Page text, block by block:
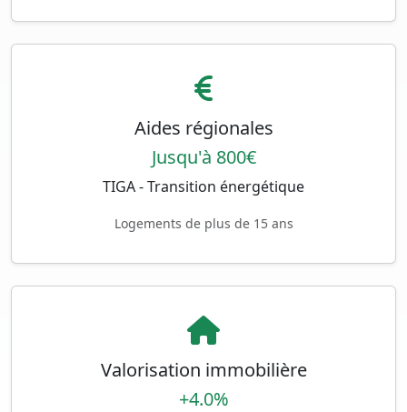
Aides régionales
Jusqu'à 800€
TIGA - Transition énergétique
Logements de plus de 15 ans
Valorisation immobilière
+4.0%